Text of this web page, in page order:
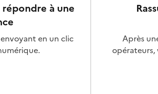
à une
en un clic
Après
opérateurs,